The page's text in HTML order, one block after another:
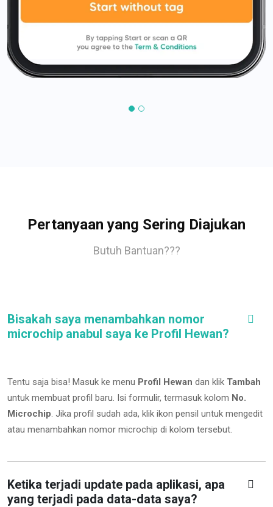
Pertanyaan yang Sering Diajukan
Butuh Bantuan???
Bisakah saya menambahkan nomor
microchip anabul saya ke Profil Hewan?
Tentu saja bisa! Masuk ke menu Profil Hewan dan klik Tambah
untuk membuat profil baru. Isi formulir, termasuk kolom No.
Microchip. Jika profil sudah ada, klik ikon pensil untuk mengedit
atau menambahkan nomor microchip di kolom tersebut.
Ketika terjadi update pada aplikasi, apa
yang terjadi pada data-data saya?